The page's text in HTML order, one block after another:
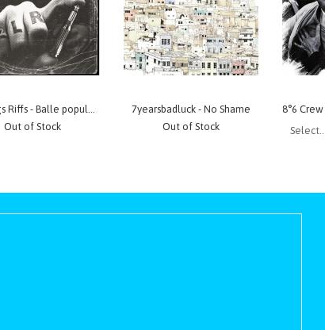
22 Longs Riffs - Balle populaire
Out of Stock
7yearsbadluck - No Shame
Out of Stock